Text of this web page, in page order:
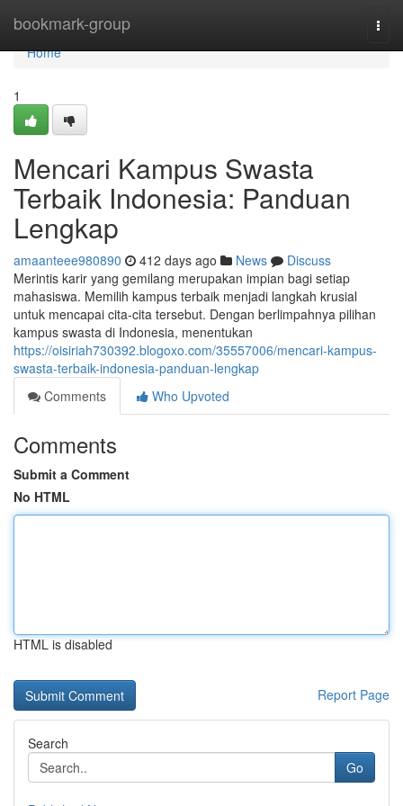
bookmark-group
Home
Home
1
Mencari Kampus Swasta
Terbaik Indonesia: Panduan
Lengkap
amaanteee980890 412 days ago News
Discuss
Merintis karir yang gemilang merupakan impian bagi setiap
mahasiswa. Memilih kampus terbaik menjadi langkah krusial
untuk mencapai cita-cita tersebut. Dengan berlimpahnya pilihan
kampus swasta di Indonesia, menentukan
https://oisiriah730392.blogoxo.com/35557006/mencari-kampus-
swasta-terbaik-indonesia-panduan-lengkap
Comments
Who Upvoted
Comments
Submit a Comment
No HTML
HTML is disabled
Report Page
Search
Go